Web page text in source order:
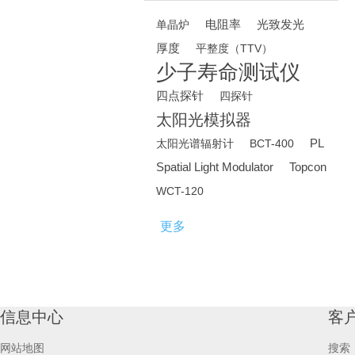
单晶炉 电阻率
光致发光
厚度
平整度（TTV）
少子寿命测试仪
四点探针 四探针
太阳光模拟器
太阳光谱辐射计 BCT-400
PL
Spatial Light Modulator
Topcon
WCT-120
更多
信息中心
网站地图
客
搜索